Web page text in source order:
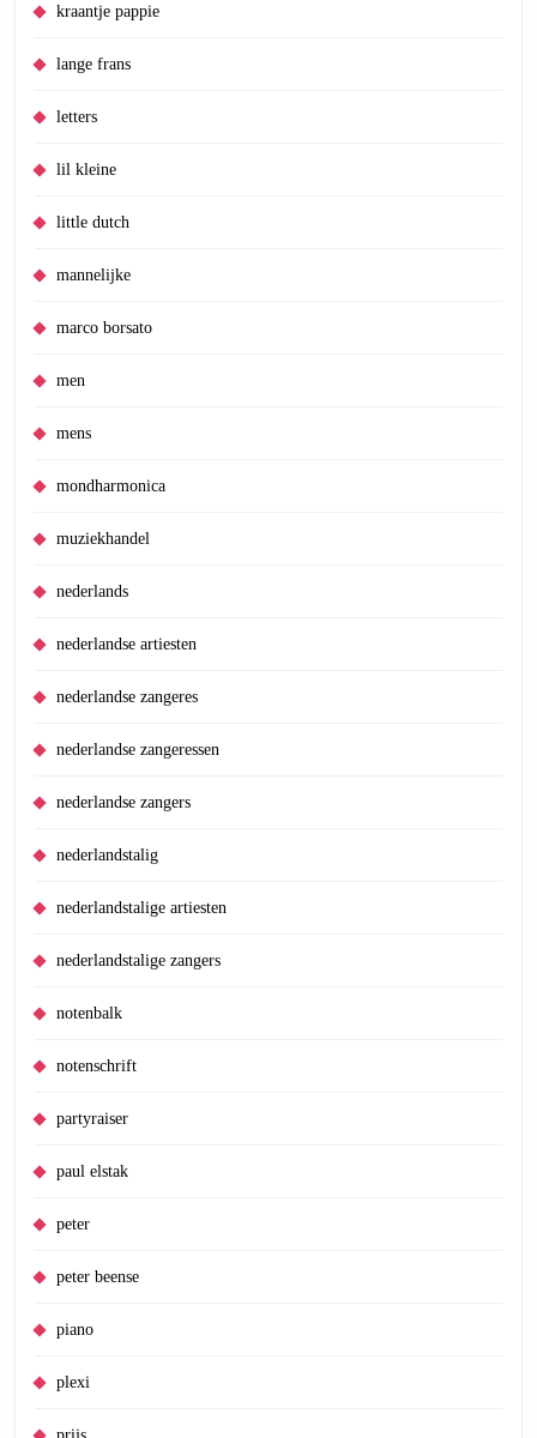
kraantje pappie
lange frans
letters
lil kleine
little dutch
mannelijke
marco borsato
men
mens
mondharmonica
muziekhandel
nederlands
nederlandse artiesten
nederlandse zangeres
nederlandse zangeressen
nederlandse zangers
nederlandstalig
nederlandstalige artiesten
nederlandstalige zangers
notenbalk
notenschrift
partyraiser
paul elstak
peter
peter beense
piano
plexi